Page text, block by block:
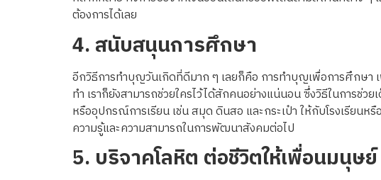
ต้องการได้เลย
4.สนับสนุนการศึกษา
อีกวิธีการทำบุญวันเกิดที่ดีมาก ๆ เลยก็คือ การทำบุญเพื่อการศึกษา
ทำ เราก็ยังสามารถช่วยใครไว้ได้สักคนอย่างแน่นอน ซึ่งวิธีในการช่
หรืออุปกรณ์การเรียน เช่น สมุด ดินสอ และกระเป๋า ให้กับโรงเรียนห
ความรู้และความสามารถในการพัฒนาสังคมต่อไป
5. บริจาคโลหิต ต่อชีวิตให้เพื่อนมนุษย์